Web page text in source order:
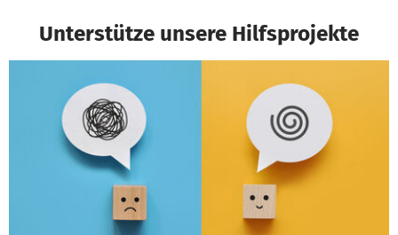
Unterstütze unsere Hilfsprojekte